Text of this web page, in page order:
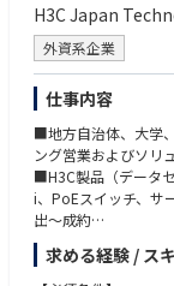
H3C Japan
外資系企業
仕事内容
■地方自治体、大学
ング営業およびソリ
■H3C製品（データ
i、PoEスイッチ、サ
出〜成約
■顧客キーパーソン
■パートナーマネー
求める経験 / ス